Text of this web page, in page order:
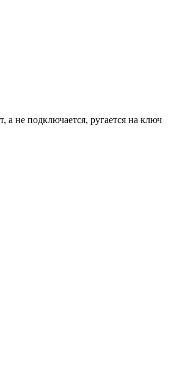
не подключается, ругается на ключ